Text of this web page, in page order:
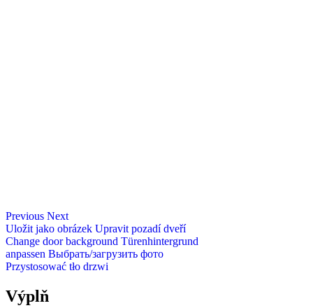
Previous Next
Uložit jako obrázek Upravit pozadí dveří
Change door background Türenhintergrund
anpassen Выбрать/загрузить фото
Przystosować tło drzwi
Výplň